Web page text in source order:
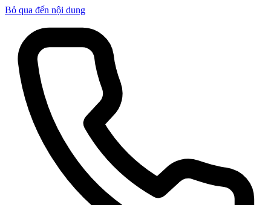
Bỏ qua đến nội dung